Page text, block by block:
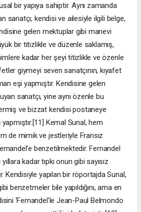
bir yapıya sahiptir. Aynı zamanda
sanatçı, kendisi ve ailesiyle ilgili belge,
gelen mektuplar gibi manevi
bir titizlikle ve düzenle saklamış,
kadar her şeyi titizlikle ve özenle
giymeyi seven sanatçının, kıyafet
eşi yapmıştır. Kendisine gelen
sanatçı, yine aynı özenle bu
ve bizzat kendisi postaneye
Kemal Sunal, hem
de mimik ve jestleriyle Fransız
benzetilmektedir. Fernandel
kadar tıpkı onun gibi sayısız
yapılan bir röportajda Sunal,
benzetmeler bile yapıldığını, ama en
'Fernandel'le Jean-Paul Belmondo